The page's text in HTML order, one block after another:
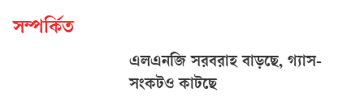
সম্পর্কিত
এলএনজি সরবরাহ বাড়ছে, গ্যাস-
সংকটও কাটছে